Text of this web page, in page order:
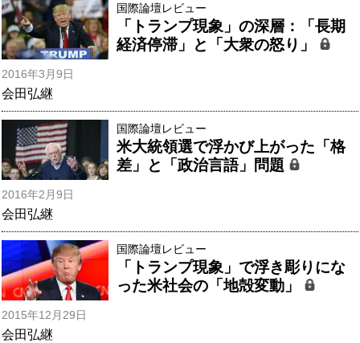
国際論壇レビュー
「トランプ現象」の深層：「長期
経済停滞」と「大衆の怒り」
2016年3月9日
会田弘継
国際論壇レビュー
米大統領選で浮かび上がった「格
差」と「政治言語」問題
2016年2月9日
会田弘継
国際論壇レビュー
「トランプ現象」で浮き彫りにな
った米社会の「地殻変動」
2015年12月29日
会田弘継